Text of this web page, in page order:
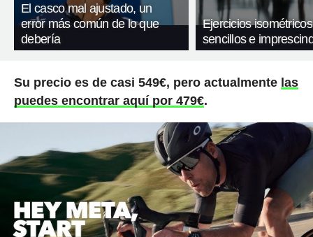
El casco mal ajustado, un
error más común de lo que
debería
Ejercicios
sencillos e
Su precio es de casi 549€, pero actualmente las
puedes encontrar aquí por 479€.